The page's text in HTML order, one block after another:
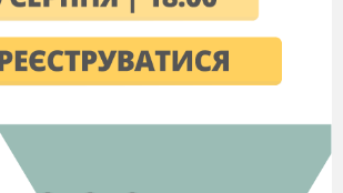
за суму всіх чисел (S), інша за
(А).
наступний алгоритм: на момент
дорівнює 0. А перше натуральне
подану умову дорівнює